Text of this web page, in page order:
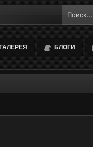
ГАЛЕРЕЯ БЛОГИ